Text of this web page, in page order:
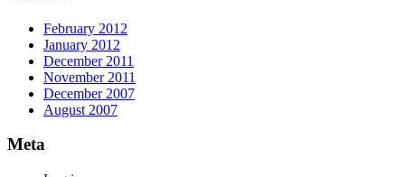
February 2012
January 2012
December 2011
November 2011
December 2007
August 2007
Meta